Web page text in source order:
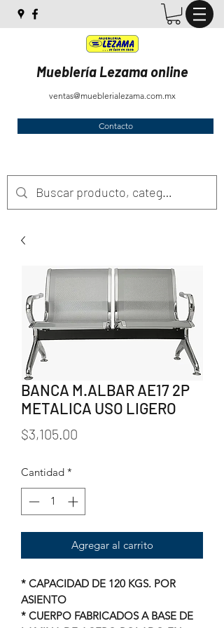
Mueblería Lezama online
ventas@mueblerialezama.com.mx
Contacto
BANCA M.ALBAR AE17 2P
METALICA USO LIGERO
$3,105.00
Cantidad *
Agregar al carrito
* CAPACIDAD DE 120 KGS. POR
ASIENTO
* CUERPO FABRICADOS A BASE DE